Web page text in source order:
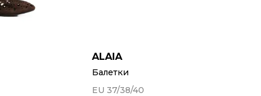
ALAIA
Балетки
EU 37/38/40